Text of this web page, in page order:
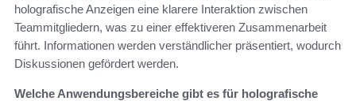
holografische Anzeigen eine klarere Interaktion zwischen
Teammitgliedern, was zu einer effektiveren Zusammenarbeit
führt. Informationen werden verständlicher präsentiert, wodurch
Diskussionen gefördert werden.
Welche Anwendungsbereiche gibt es für holografische